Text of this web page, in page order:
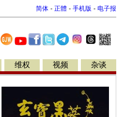
简体 - 正體 - 手机版 - 电子报
维权 视频 杂谈